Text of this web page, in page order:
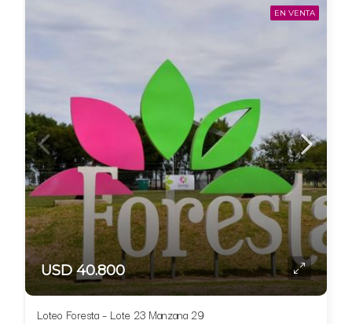
EN VENTA
USD 40.800
Loteo Foresta – Lote 23 Manzana 29